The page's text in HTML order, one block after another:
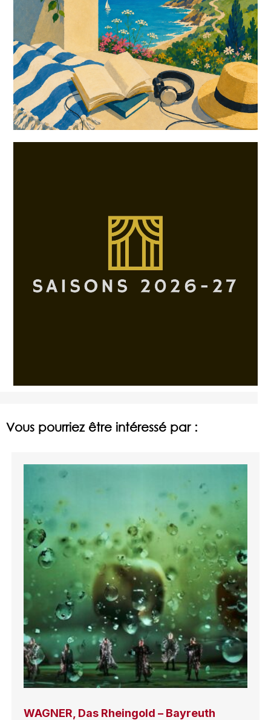
Vous pourriez être intéressé par :
WAGNER, Das Rheingold – Bayreuth